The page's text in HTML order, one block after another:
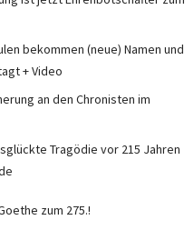
bekommen (neue) Namen und
+ Video
an den Chronisten im
Tragödie vor 215 Jahren
zum 275.!